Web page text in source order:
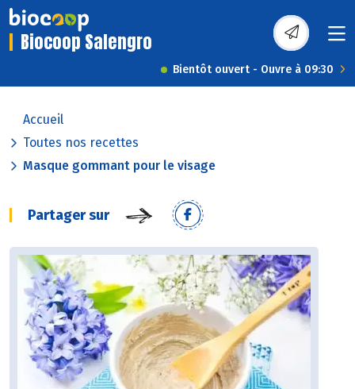
Biocoop Salengro
Bientôt ouvert - Ouvre à 09:30
Accueil
Toutes nos recettes
Masque gommant pour le visage
Partager sur